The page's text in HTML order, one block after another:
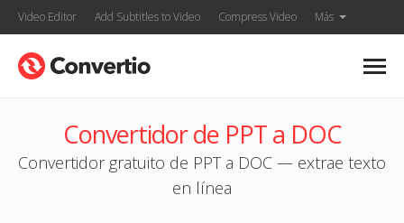
Video Editor Add Subtitles to Video Compress Video Más
Convertidor de PPT a DOC
Convertidor gratuito de PPT a DOC — extrae texto
en línea